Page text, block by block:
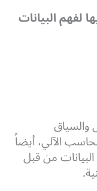
لفهم البيانات
والسياق
الآلي، أيضاً
من قبل